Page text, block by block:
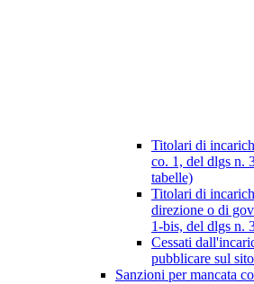
Titolari di
co. 1, del dlgs n.
tabelle)
Titolari di
direzione o di
1-bis, del dlgs n.
Cessati
pubblicare sul
Sanzioni per mancata